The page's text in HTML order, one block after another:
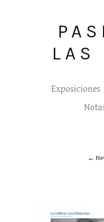
LAS
Exposiciones